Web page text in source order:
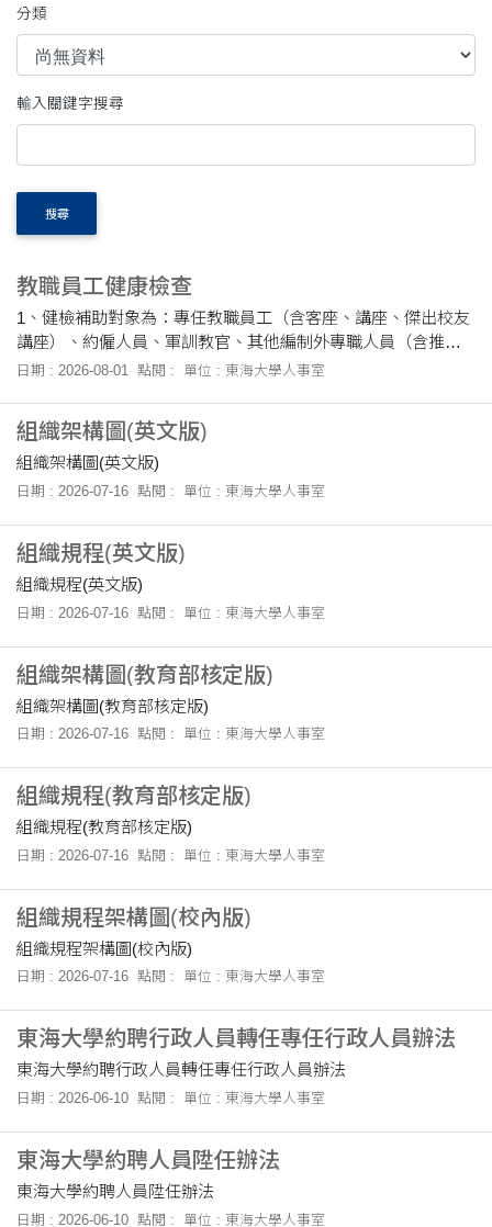
分類
輸入關鍵字搜尋
搜尋
教職員工健康檢查
1、健檢補助對象為：專任教職員工（含客座、講座、傑出校友
講座）、約僱人員、軍訓教官、其他編制外專職人員（含推廣
部、電算中心、募委會）、本校退休同仁。 2、補助金額：滿50
日期 : 2026-08-01 點閱 : 單位 : 東海大學人事室
組織架構圖(英文版)
組織架構圖(英文版)
日期 : 2026-07-16 點閱 : 單位 : 東海大學人事室
組織規程(英文版)
組織規程(英文版)
日期 : 2026-07-16 點閱 : 單位 : 東海大學人事室
組織架構圖(教育部核定版)
組織架構圖(教育部核定版)
日期 : 2026-07-16 點閱 : 單位 : 東海大學人事室
組織規程(教育部核定版)
組織規程(教育部核定版)
日期 : 2026-07-16 點閱 : 單位 : 東海大學人事室
組織規程架構圖(校內版)
組織規程架構圖(校內版)
日期 : 2026-07-16 點閱 : 單位 : 東海大學人事室
東海大學約聘行政人員轉任專任行政人員辦法
東海大學約聘行政人員轉任專任行政人員辦法
日期 : 2026-06-10 點閱 : 單位 : 東海大學人事室
東海大學約聘人員陞任辦法
東海大學約聘人員陞任辦法
日期 : 2026-06-10 點閱 : 單位 : 東海大學人事室